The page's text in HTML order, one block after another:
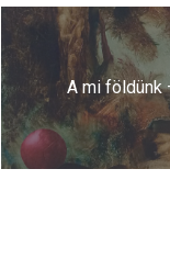
Bejegyzés
navigáció
A mi földünk